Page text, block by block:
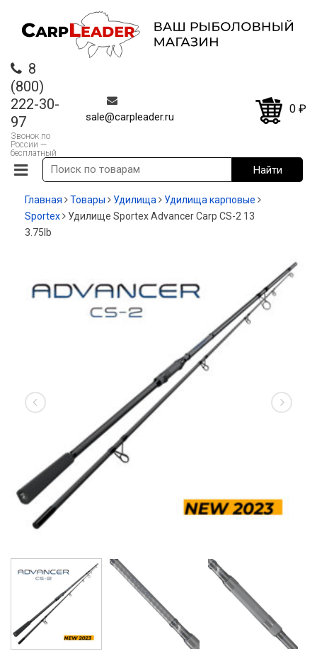
8
(800)
222-30-
97
Звонок по
России —
бесплатный
sale@carpleader.ru
0 ₽
Главная Товары Удилища
Удилища карповые
Sportex
Удилище Sportex Advancer Carp CS-2 13
3.75lb